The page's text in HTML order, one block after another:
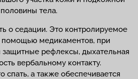
тела.
о седации. Это контролируемое
помощью медикаментов, при
защитные рефлексы, дыхательная
вербальному контакту.
спать, а также обеспечивается